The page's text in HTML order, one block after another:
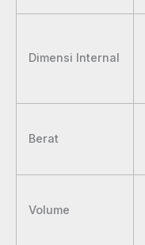
Dimensi Internal
Berat
Volume